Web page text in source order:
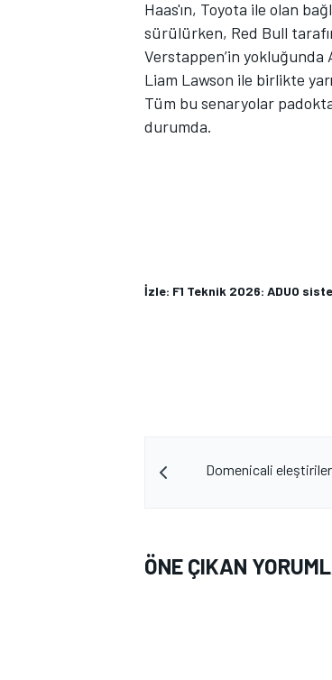
Haas'ın, Toyota ile olan
sürülürken, Red Bull
Verstappen’in yokluğunda
Liam Lawson ile birlikte
Tüm bu senaryolar
durumda.
İzle: F1 Teknik 2026: ADUO
Domenicali
ÖNE ÇIKAN